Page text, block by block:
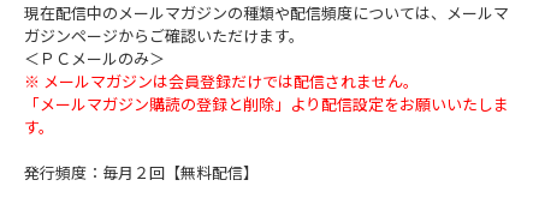
現在配信中のメールマガジンの種類や配信頻度については、メールマ
ガジンページからご確認いただけます。
＜ＰＣメールのみ＞
※ メールマガジンは会員登録だけでは配信されません。
「メールマガジン購読の登録と削除」より配信設定をお願いいたしま
す。
発行頻度：毎月２回【無料配信】